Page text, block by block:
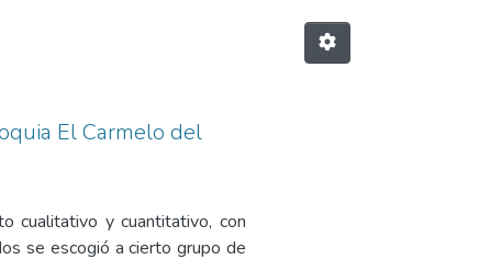
El Carmelo del
cualitativo y cuantitativo, con
se escogió a cierto grupo de